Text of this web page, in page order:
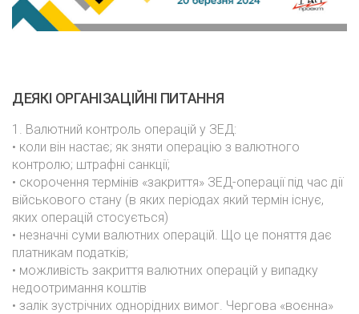
ДЕЯКІ ОРГАНІЗАЦІЙНІ ПИТАННЯ
1. Валютний контроль операцій у ЗЕД:
• коли він настає; як зняти операцію з валютного
контролю; штрафні санкції;
• скорочення термінів «закриття» ЗЕД-операції під час дії
військового стану (в яких періодах який термін існує,
яких операцій стосується)
• незначні суми валютних операцій. Що це поняття дає
платникам податків;
• можливість закриття валютних операцій у випадку
недоотримання коштів
• залік зустрічних однорідних вимог. Чергова «воєнна»